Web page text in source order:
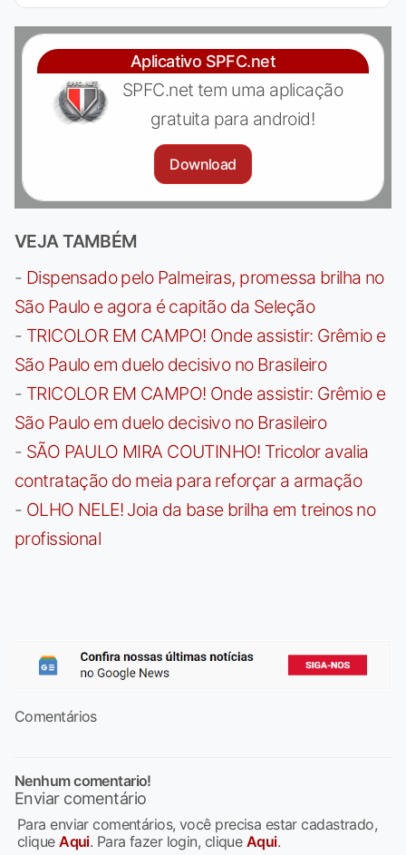
Aplicativo SPFC.net
SPFC.net tem uma aplicação
gratuita para android!
Download
VEJA TAMBÉM
- Dispensado pelo Palmeiras, promessa brilha no
São Paulo e agora é capitão da Seleção
- TRICOLOR EM CAMPO! Onde assistir: Grêmio e
São Paulo em duelo decisivo no Brasileiro
- TRICOLOR EM CAMPO! Onde assistir: Grêmio e
São Paulo em duelo decisivo no Brasileiro
- SÃO PAULO MIRA COUTINHO! Tricolor avalia
contratação do meia para reforçar a armação
- OLHO NELE! Joia da base brilha em treinos no
profissional
Comentários
Nenhum comentario!
Enviar comentário
Para enviar comentários, você precisa estar cadastrado,
cliqueAqui. Para fazer login, clique Aqui.